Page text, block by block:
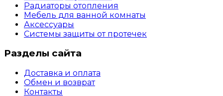
Радиаторы отопления
Мебель для ванной комнаты
Аксессуары
Системы защиты от протечек
Разделы сайта
Доставка и оплата
Обмен и возврат
Контакты